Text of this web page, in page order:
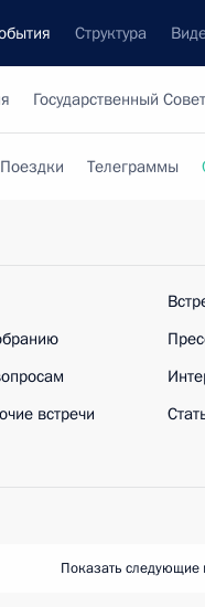
Структура
Государственный Совет
Поездки Телеграммы
встречи
Показать следующие